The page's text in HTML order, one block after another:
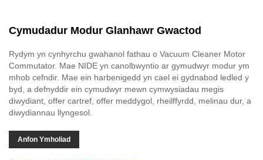
Cymudadur Modur Glanhawr Gwactod
Rydym yn cynhyrchu gwahanol fathau o Vacuum Cleaner Motor
Commutator. Mae NIDE yn canolbwyntio ar gymudwyr modur ym
mhob cefndir. Mae ein harbenigedd yn cael ei gydnabod ledled y
byd, a defnyddir ein cymudwyr mewn cymwysiadau megis
diwydiant, offer cartref, offer meddygol, rheilffyrdd, melinau dur, a
diwydiannau llyngesol.
Anfon Ymholiad